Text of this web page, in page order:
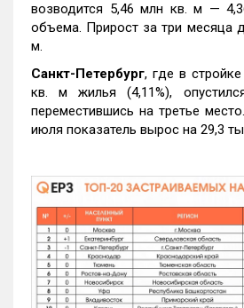
возводится 5,46 млн кв. м —
объема. Прирост за три месяца
м.
Санкт-Петербург, где в
кв. м жилья (4,11%),
переместившись на третье
июля показатель вырос на 29,3